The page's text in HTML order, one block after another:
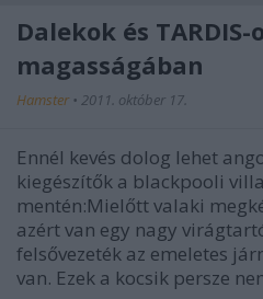
Dalekok és
magasságában
Hamster • 2011. október 17.
Ennél kevés dolog lehet
kiegészítők a blackpooli
mentén:Mielőtt valaki
azért van egy nagy
felsővezeték az emeletes
van. Ezek a kocsik persze